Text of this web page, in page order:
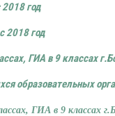
год
2018 год
ГИА в 9 классах
образовательных
ГИА в 9 классах